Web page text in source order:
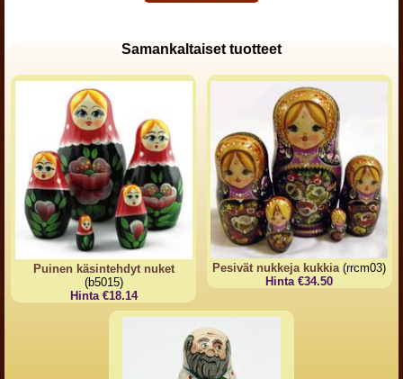
Samankaltaiset tuotteet
Puinen käsintehdyt nuket
(b5015)
Hinta €18.14
Pesivät nukkeja kukkia(rrcm03)
Hinta €34.50